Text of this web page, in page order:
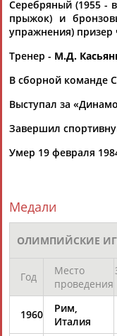
Виктор Гусев.
"Императорский
(Проект:
09.11.2022
Вопросы сотрудничества
Адресов в новостной
Подпишись
Серебряный (1955 -
прыжок) и
упражнения)
Тренер - М.Д.
В сборной команде
Выступал за
Завершил
Умер 19 февраля
Медали
ОЛИМПИЙСКИЕ
Год
Место
проведения
1960
Рим,
Италия